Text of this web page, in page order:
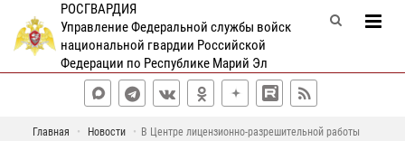
РОСГВАРДИЯ
Управление Федеральной службы войск
национальной гвардии Российской
Федерации по Республике Марий Эл
Главная Новости
В Центре лицензионно-разрешительной работы